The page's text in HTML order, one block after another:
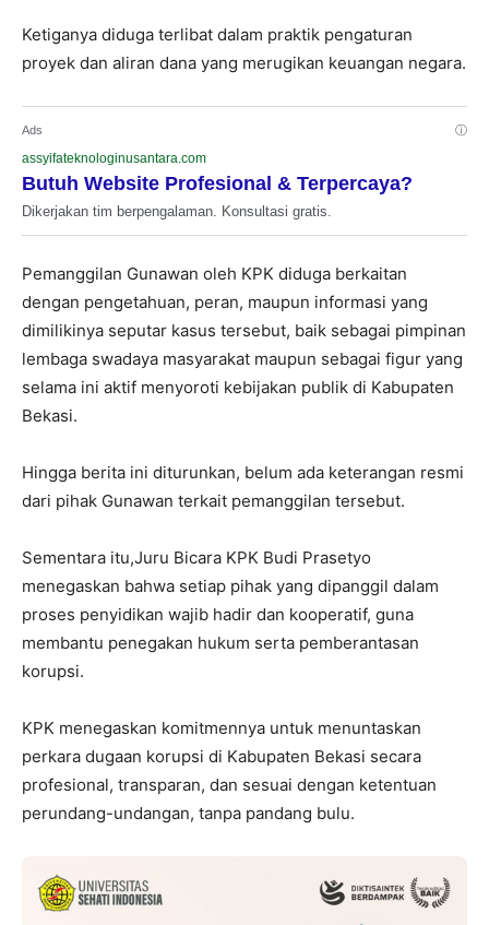
Ketiganya diduga terlibat dalam praktik pengaturan
proyek dan aliran dana yang merugikan keuangan negara.
Ads ⓘ
assyifateknologinusantara.com
Butuh Website Profesional & Terpercaya?
Dikerjakan tim berpengalaman. Konsultasi gratis.
Pemanggilan Gunawan oleh KPK diduga berkaitan
dengan pengetahuan, peran, maupun informasi yang
dimilikinya seputar kasus tersebut, baik sebagai pimpinan
lembaga swadaya masyarakat maupun sebagai figur yang
selama ini aktif menyoroti kebijakan publik di Kabupaten
Bekasi.
Hingga berita ini diturunkan, belum ada keterangan resmi
dari pihak Gunawan terkait pemanggilan tersebut.
Sementara itu,Juru Bicara KPK Budi Prasetyo
menegaskan bahwa setiap pihak yang dipanggil dalam
proses penyidikan wajib hadir dan kooperatif, guna
membantu penegakan hukum serta pemberantasan
korupsi.
KPK menegaskan komitmennya untuk menuntaskan
perkara dugaan korupsi di Kabupaten Bekasi secara
profesional, transparan, dan sesuai dengan ketentuan
perundang-undangan, tanpa pandang bulu.